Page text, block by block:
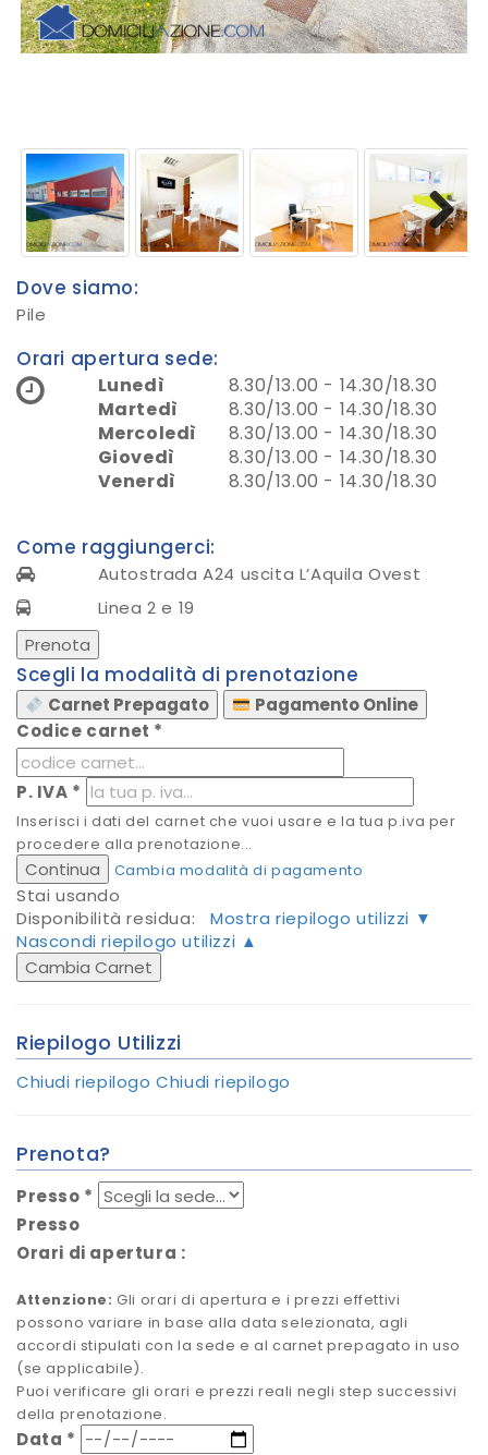
Next
Dove siamo:
Pile
Orari apertura sede:
Lunedì
8.30/13.00 - 14.30/18.30
Martedì
8.30/13.00 - 14.30/18.30
Mercoledì
8.30/13.00 - 14.30/18.30
Giovedì
8.30/13.00 - 14.30/18.30
Venerdì
8.30/13.00 - 14.30/18.30
Come raggiungerci:
Autostrada A24 uscita L’Aquila Ovest
Linea 2 e 19
Prenota
Scegli la modalità di prenotazione
Carnet Prepagato
Pagamento Online
Codice carnet *
P. IVA *
Inserisci i dati del carnet che vuoi usare e la tua p.iva per
procedere alla prenotazione...
Continua Cambia modalità di pagamento
Stai usando
Disponibilità residua:
Mostra riepilogo utilizzi ▼
Nascondi riepilogo utilizzi ▲
Cambia Carnet
Riepilogo Utilizzi
Chiudi riepilogoChiudi riepilogo
Prenota?
Presso *
Presso
Orari di apertura :
Attenzione: Gli orari di apertura e i prezzi effettivi
possono variare in base alla data selezionata, agli
accordi stipulati con la sede e al carnet prepagato in uso
(se applicabile).
Puoi verificare gli orari e prezzi reali negli step successivi
della prenotazione.
Data *